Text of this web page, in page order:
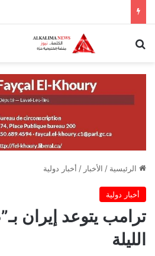
الرئيسية / الأخبار / أخبار دولية
أخبار دولية
ترامب يتوعد إيران
الليلة